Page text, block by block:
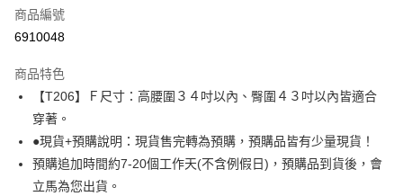
信用卡分期付款
合作金庫商業銀行
華南商業銀行
彰化商業銀行
上海商業儲蓄銀行
國泰世華商業銀行
兆豐國際商業銀行
臺灣中小企業銀行
台中商業銀行
匯豐（台灣）商業銀行
6 期 0 利率 每期
華南商業銀行
上海商業儲蓄銀行
台北富邦商業銀行
國泰世華商業銀行
兆豐國際商業銀行
臺灣中小企業銀行
超商取貨付款
LINE Pay
Apple Pay
商品編號
6910048
商品特色
【T206】Ｆ尺寸：高腰圍３４吋以內、臀圍４３吋以內皆適合
穿著。
●現貨+預購說明：現貨售完轉為預購，預購品皆有少量現貨！
預購追加時間約7-20個工作天(不含例假日)，預購品到貨後，會
立馬為您出貨。